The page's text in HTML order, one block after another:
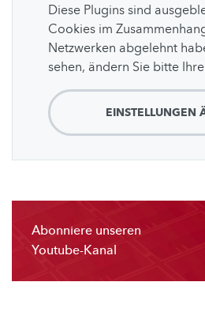
Diese Plugins sind
Cookies im
Netzwerken abgelehnt
sehen, ändern Sie bitte
EINSTELLUNGEN
Abonniere unseren
Youtube-Kanal